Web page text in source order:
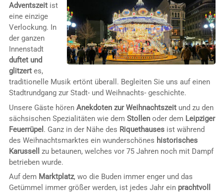
Adventszeitist
eine einzige
Verlockung. In
der ganzen
Innenstadt
duftet und
glitzertes,
traditionelle Musik ertönt überall. Begleiten Sie uns auf einen
Stadtrundgang zur Stadt- und Weihnachts- geschichte.
Unsere Gäste hören Anekdoten zur Weihnachtszeitund zu den
sächsischen Spezialitäten wie dem Stollenoder dem Leipziger
Feuerrüpel . Ganz in der Nähe des Riquethausesist während
des Weihnachtsmarktes ein wunderschönes historisches
Karussell
zu betaunen, welches vor 75 Jahren noch mit Dampf
betrieben wurde.
Auf dem Marktplatz, wo die Buden immer enger und das
Getümmel immer größer werden, ist jedes Jahr ein prachtvoll